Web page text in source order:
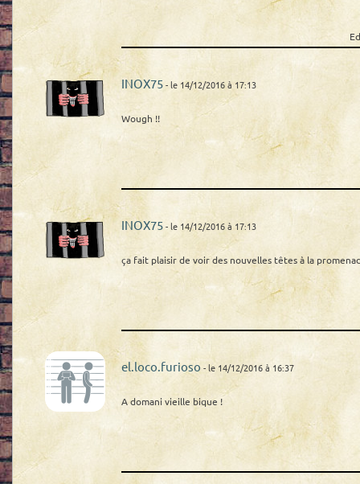
INOX75- le 14/12/2016 à 17:13
Wough !!
INOX75- le 14/12/2016 à 17:13
ça fait plaisir de voir des nouvelles têtes à la
el.loco.furioso - le 14/12/2016 à 16:37
A domani vieille bique !